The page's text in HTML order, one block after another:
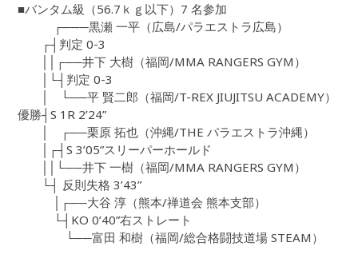
■バンタム級（56.7ｋｇ以下）7 名参加
┌───黒瀬 一平（広島/パラエストラ広島）
┌┤判定 0-3
││┌──井下 大樹（福岡/MMA RANGERS GYM）
│└┤判定 0-3
│ └──平 賢二郎（福岡/T-REX JIUJITSU ACADEMY）
優勝┤S 1R 2’24”
│ ┌──栗原 拓也（沖縄/THE パラエストラ沖縄）
│┌┤S 3’05”スリーパーホールド
││└──井下 一樹（福岡/MMA RANGERS GYM）
└┤ 反則失格 3’43”
│┌──大谷 淳（熊本/禅道会 熊本支部）
└┤KO 0’40”右ストレート
└──富田 和樹（福岡/総合格闘技道場 STEAM）